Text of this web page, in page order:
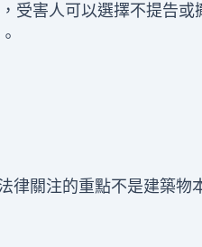
受害人可以選擇不提告或
律關注的重點不是建築物